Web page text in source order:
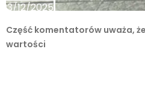
23/12/2025
Część komentatorów uważa,
wartości